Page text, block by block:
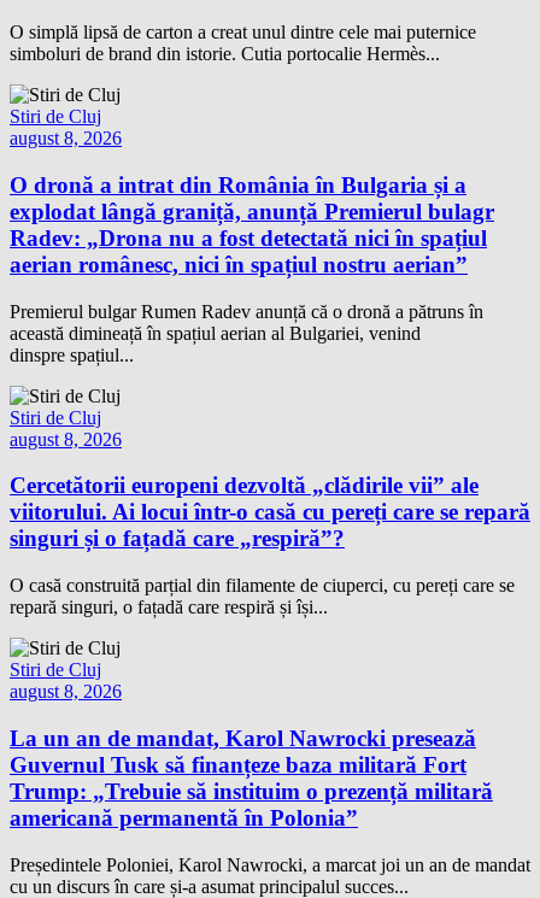
O simplă lipsă de carton a creat unul dintre cele mai puternice
simboluri de brand din istorie. Cutia portocalie Hermès...
Stiri de Cluj
august 8, 2026
O dronă a intrat din România în Bulgaria și a
explodat lângă graniță, anunță Premierul bulagr
Radev: „Drona nu a fost detectată nici în spațiul
aerian românesc, nici în spațiul nostru aerian”
Premierul bulgar Rumen Radev anunță că o dronă a pătruns în
această dimineață în spațiul aerian al Bulgariei, venind
dinspre spațiul...
Stiri de Cluj
august 8, 2026
Cercetătorii europeni dezvoltă „clădirile vii” ale
viitorului. Ai locui într-o casă cu pereți care se repară
singuri și o fațadă care „respiră”?
O casă construită parțial din filamente de ciuperci, cu pereți care se
repară singuri, o fațadă care respiră și își...
Stiri de Cluj
august 8, 2026
La un an de mandat, Karol Nawrocki presează
Guvernul Tusk să finanțeze baza militară Fort
Trump: „Trebuie să instituim o prezență militară
americană permanentă în Polonia”
Președintele Poloniei, Karol Nawrocki, a marcat joi un an de mandat
cu un discurs în care și-a asumat principalul succes...